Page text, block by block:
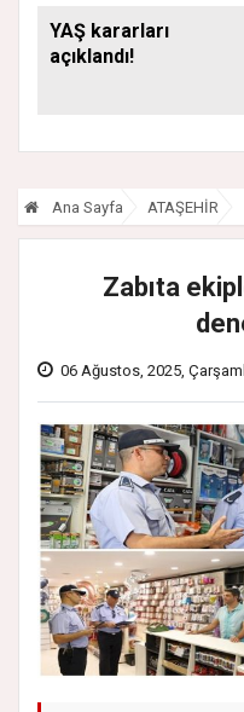
YAŞ kararları
açıklandı!
Ana Sayfa ATAŞEHİR
Zabıta
06 Ağustos, 2025,